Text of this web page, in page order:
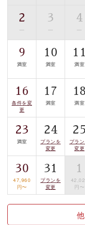
眺望はございませ
む貸切温泉風呂です
トな空間をお愉しみ
【旅】
■諏訪大社4社を巡
豊富な知識を持った
案内します。 事前
は【3日前まで】に
※交通規制などによ
※年末年始及び御柱
以上がプラン内容で
上諏訪温泉“しんゆ”
で心癒されます。
清らかな源泉、自然
るお部屋、 大人の
癒される宿で贅沢に
2
—
3
—
4
—
9
満室
10
満室
11
満室
16
条件を変
更
17
満室
18
満室
23
満室
24
プランを
変更
25
プラ
変更
30
47,960
円〜
31
プランを
変更
1
円〜